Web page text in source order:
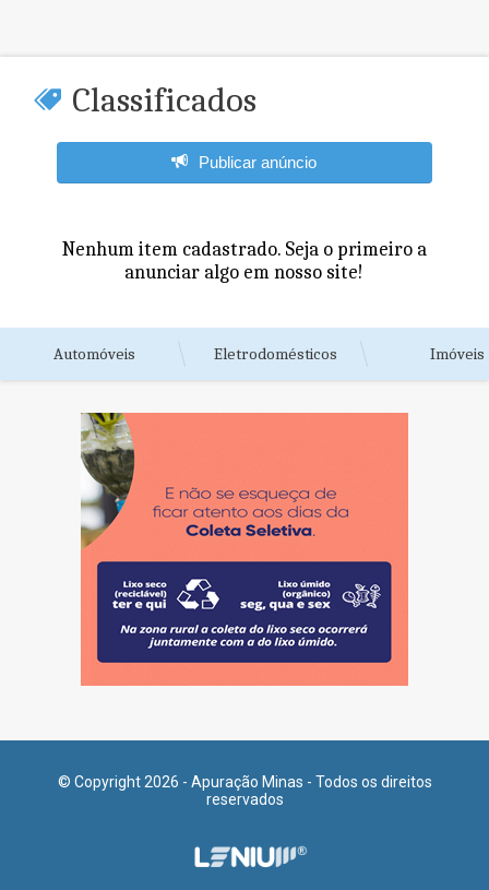
Classificados
Publicar anúncio
Nenhum item cadastrado. Seja o primeiro a
anunciar algo em nosso site!
Automóveis Eletrodomésticos Imóveis
© Copyright 2026 - Apuração Minas - Todos os direitos
reservados